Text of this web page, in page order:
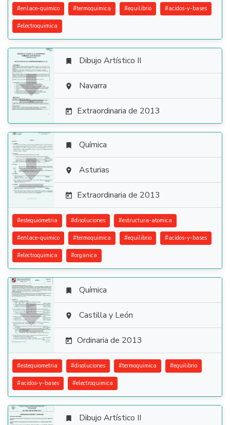
#enlace-quimico #termoquimica #equilibrio #acidos-y-bases
#electroquimica

 Dibujo Artístico II
 Navarra
 Extraordinaria de 2013

 Química
 Asturias
 Extraordinaria de 2013
#estequiometria #disoluciones #estructura-atomica
#enlace-quimico #termoquimica #equilibrio #acidos-y-bases
#electroquimica #organica

 Química
 Castilla y León
 Ordinaria de 2013
#estequiometria #disoluciones #termoquimica #equilibrio
#acidos-y-bases #electroquimica
 Dibujo Artístico II